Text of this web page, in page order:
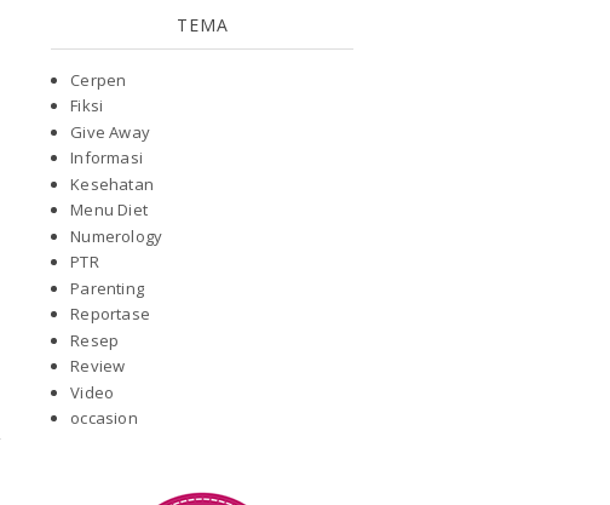
TEMA
Cerpen
Fiksi
Give Away
Informasi
Kesehatan
Menu Diet
Numerology
PTR
Parenting
Reportase
Resep
Review
Video
occasion